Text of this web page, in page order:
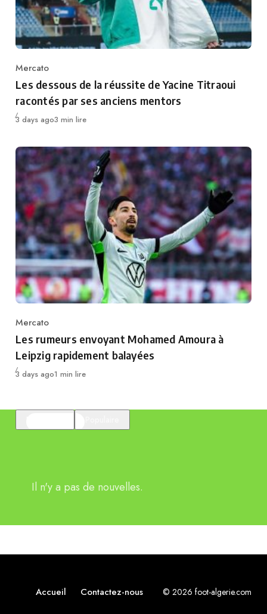
Category
Mercato
Les dessous de la réussite de Yacine Titraoui
racontés par ses anciens mentors
Publié
3 days ago3 min lire
Category
Mercato
Les rumeurs envoyant Mohamed Amoura à
Leipzig rapidement balayées
Publié
3 days ago1 min lire
Il n'y a pas de nouvelles.
Accueil Contactez-nous © 2026 foot-algerie.com